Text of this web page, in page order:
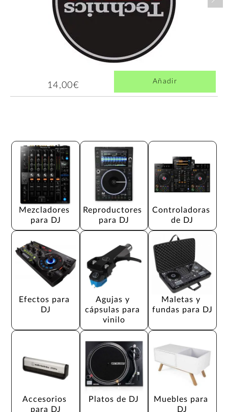
14,00€ Añadir
Mezcladores
para DJ
Reproductores
para DJ
Controladoras
de DJ
Efectos para
DJ
Agujas y
cápsulas para
vinilo
Maletas y
fundas para DJ
Accesorios
para DJ
Platos de DJ
Muebles para
DJ